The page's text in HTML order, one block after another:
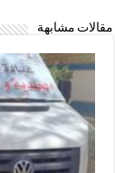
مقالات مشابهة